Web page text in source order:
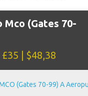
Mco (Gates 70-
£35 | $48,38